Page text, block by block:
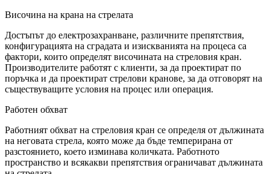
Височина на крана на стрелата
Достъпът до електрозахранване, различните препятствия,
конфигурацията на сградата и изискванията на процеса са
фактори, които определят височината на стреловия кран.
Производителите работят с клиенти, за да проектират по
поръчка и да проектират стрелови кранове, за да отговорят на
съществуващите условия на процес или операция.
Работен обхват
Работният обхват на стреловия кран се определя от дължината
на неговата стрела, която може да бъде темперирана от
разстоянието, което изминава количката. Работното
пространство и всякакви препятствия ограничават дължината